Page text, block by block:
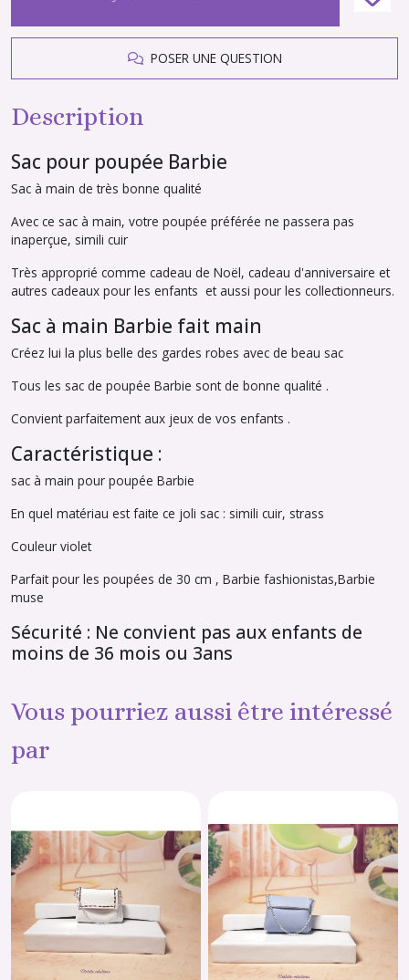
POSER UNE QUESTION
Description
Sac pour poupée Barbie
Sac à main de très bonne qualité
Avec ce sac à main, votre poupée préférée ne passera pas
inaperçue, simili cuir
Très approprié comme cadeau de Noël, cadeau d'anniversaire et
autres cadeaux pour les enfants et aussi pour les collectionneurs.
Sac à main Barbie fait main
Créez lui la plus belle des gardes robes avec de beau sac
Tous les sac de poupée Barbie sont de bonne qualité .
Convient parfaitement aux jeux de vos enfants .
Caractéristique :
sac à main pour poupée Barbie
En quel matériau est faite ce joli sac : simili cuir, strass
Couleur violet
Parfait pour les poupées de 30 cm , Barbie fashionistas,Barbie
muse
Sécurité : Ne convient pas aux enfants de
moins de 36 mois ou 3ans
Vous pourriez aussi être intéressé
par